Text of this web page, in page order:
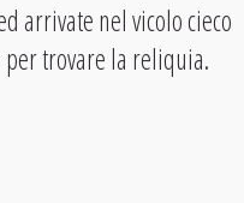
arrivate nel vicolo cieco
trovare la reliquia.